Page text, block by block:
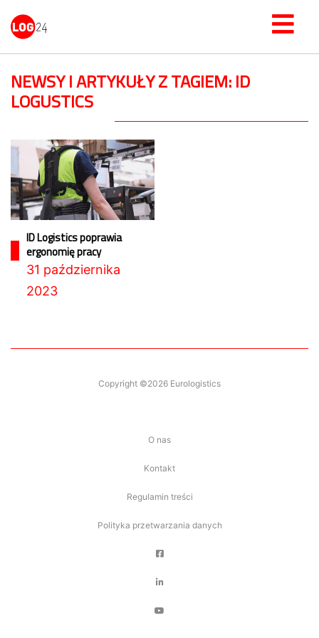
NEWSY I ARTYKUŁY Z TAGIEM: ID
LOGUSTICS
ID Logistics poprawia
ergonomię pracy
31 października
2023
Copyright ©2026 Eurologistics
O nas
Kontakt
Regulamin treści
Polityka przetwarzania danych